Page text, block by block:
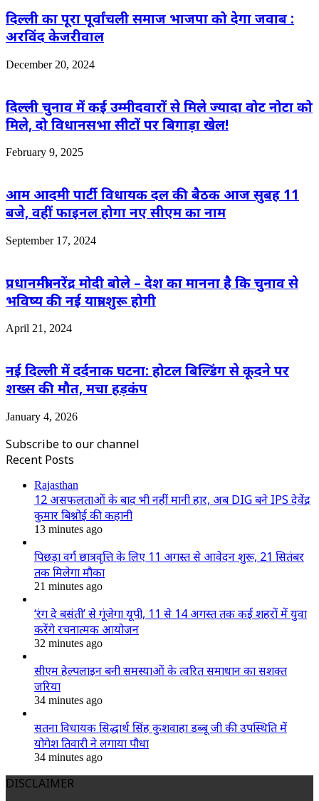
दिल्ली का पूरा पूर्वांचली समाज भाजपा को देगा जवाब :
अरविंद केजरीवाल
December 20, 2024
दिल्ली चुनाव में कई उम्मीदवारों से मिले ज्यादा वोट नोटा को
मिले, दो विधानसभा सीटों पर बिगाड़ा खेल!
February 9, 2025
आम आदमी पार्टी विधायक दल की बैठक आज सुबह 11
बजे, वहीं फाइनल होगा नए सीएम का नाम
September 17, 2024
प्रधानमंत्री नरेंद्र मोदी बोले – देश का मानना है कि चुनाव से
भविष्य की नई यात्रा शुरू होगी
April 21, 2024
नई दिल्ली में दर्दनाक घटना: होटल बिल्डिंग से कूदने पर
शख्स की मौत, मचा हड़कंप
January 4, 2026
Subscribe to our channel
Recent Posts
Rajasthan
12 असफलताओं के बाद भी नहीं मानी हार, अब DIG बने IPS देवेंद्र
कुमार बिश्नोई की कहानी
13 minutes ago
पिछड़ा वर्ग छात्रवृत्ति के लिए 11 अगस्त से आवेदन शुरू, 21 सितंबर
तक मिलेगा मौका
21 minutes ago
‘रंग दे बसंती’ से गूंजेगा यूपी, 11 से 14 अगस्त तक कई शहरों में युवा
करेंगे रचनात्मक आयोजन
32 minutes ago
सीएम हेल्पलाइन बनी समस्याओं के त्वरित समाधान का सशक्त
जरिया
34 minutes ago
सतना विधायक सिद्धार्थ सिंह कुशवाहा डब्बू जी की उपस्थिति में
योगेश तिवारी ने लगाया पौधा
34 minutes ago
DISCLAIMER